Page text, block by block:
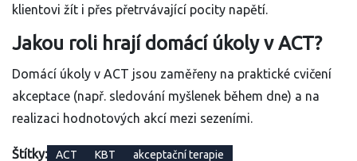
klientovi žít i přes přetrvávající pocity napětí.
Jakou roli hrají domácí úkoly v ACT?
Domácí úkoly v ACT jsou zaměřeny na praktické cvičení
akceptace (např. sledování myšlenek během dne) a na
realizaci hodnotových akcí mezi sezeními.
Štítky: ACT KBT
akceptační terapie